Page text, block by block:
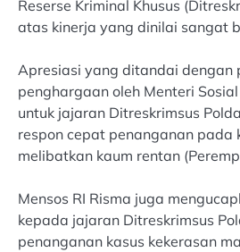
Reserse Kriminal Khusus
atas kinerja yang dinilai sangat
Apresiasi yang ditandai dengan
penghargaan oleh Menteri
untuk jajaran Ditreskrimsus
respon cepat penanganan pada
melibatkan kaum rentan
Mensos RI Risma juga
kepada jajaran Ditreskrimsus
penanganan kasus kekerasan